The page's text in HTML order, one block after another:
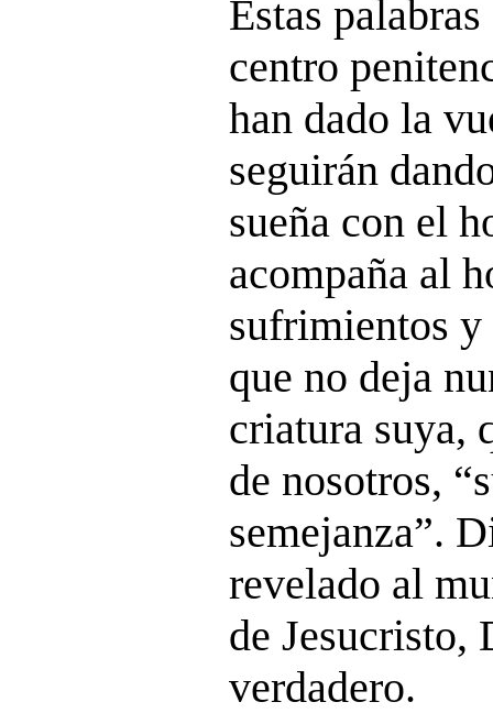
Estas
centro
han dado la
seguirán
sueña con el
acompaña al
sufrimientos y
que no deja
criatura suya,
de nosotros,
semejanza”.
revelado al
de Jesucristo,
verdadero.